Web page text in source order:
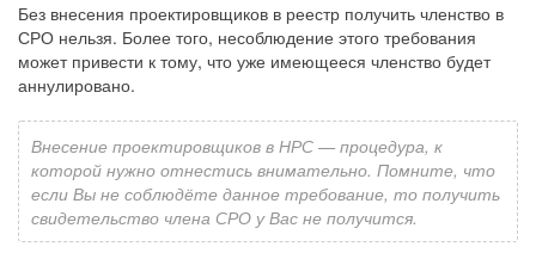
Без внесения проектировщиков в реестр получить членство в
СРО нельзя. Более того, несоблюдение этого требования
может привести к тому, что уже имеющееся членство будет
аннулировано.
Внесение проектировщиков в НРС — процедура, к
которой нужно отнестись внимательно. Помните, что
если Вы не соблюдёте данное требование, то получить
свидетельство члена СРО у Вас не получится.